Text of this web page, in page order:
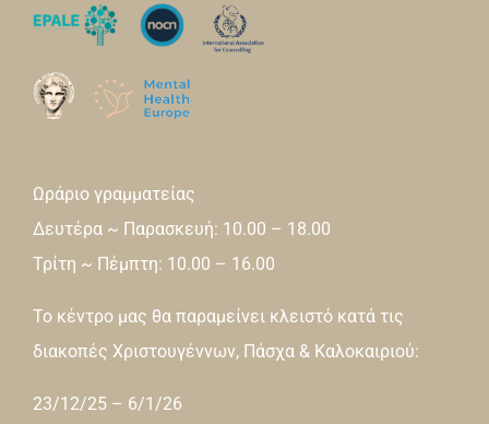
Ωράριο γραμματείας
Δευτέρα ~ Παρασκευή: 10.00 – 18.00
Τρίτη ~ Πέμπτη: 10.00 – 16.00
Το κέντρο μας θα παραμείνει κλειστό κατά τις
διακοπές Χριστουγέννων, Πάσχα & Καλοκαιριού:
23/12/25 – 6/1/26